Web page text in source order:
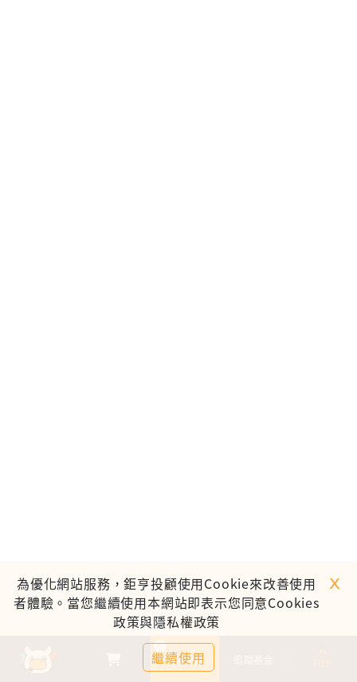
基金比較
0
為優化網站服務，鉅亨投顧使用Cookie來改善使用
者體驗。當您繼續使用本網站即表示您同意Cookies
政策與隱私權政策
繼續使用
ｘ